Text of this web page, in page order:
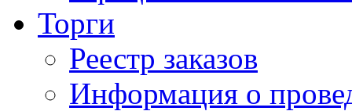
Торги
Реестр заказов
Информация о